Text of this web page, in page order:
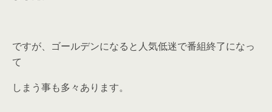
ですが、ゴールデンになると人気低迷で番組終了になっ
て
しまう事も多々あります。